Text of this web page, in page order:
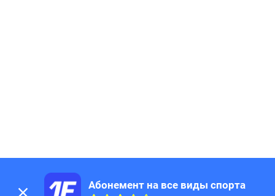
Абонемент на все виды спорта